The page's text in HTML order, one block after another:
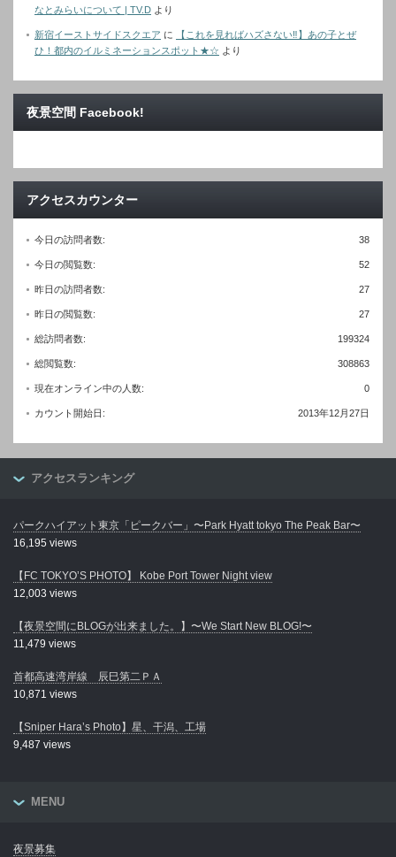
なとみらいについて | TV.D より
新宿イーストサイドスクエア に
【これを見ればハズさない‼︎】あの子とぜ
ひ！都内のイルミネーションスポット★☆ より
夜景空間 Facebook!
アクセスカウンター
38
今日の訪問者数:
52
今日の閲覧数:
27
昨日の訪問者数:
27
昨日の閲覧数:
199324
総訪問者数:
308863
総閲覧数:
0
現在オンライン中の人数:
2013年12月27日
カウント開始日:
アクセスランキング
パークハイアット東京「ピークバー」〜Park Hyatt tokyo The Peak Bar〜
16,195 views
【FC TOKYO’S PHOTO】 Kobe Port Tower Night view
12,003 views
【夜景空間にBLOGが出来ました。】〜We Start New BLOG!〜
11,479 views
首都高速湾岸線 辰巳第二ＰＡ
10,871 views
【Sniper Hara’s Photo】星、干潟、工場
9,487 views
MENU
夜景募集